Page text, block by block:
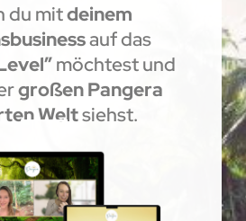
du mitdeinem
auf das
möchtest und
großen Pangera
Weltsiehst.